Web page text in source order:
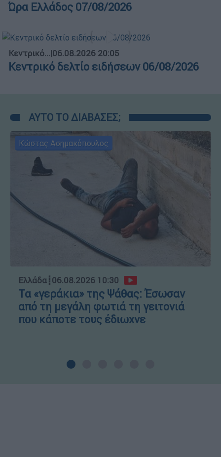
Ώρα Ελλάδος 07/08/2026
Κεντρικό...|06.08.2026 20:05
Κεντρικό δελτίο ειδήσεων 06/08/2026
ΑΥΤΟ ΤΟ ΔΙΑΒΑΣΕΣ;
Κώστας Ασημακόπουλος
Ελλάδα┋06.08.2026 10:30
Τα «γεράκια» της Ψάθας: Έσωσαν
από τη μεγάλη φωτιά τη γειτονιά
που κάποτε τους έδιωχνε